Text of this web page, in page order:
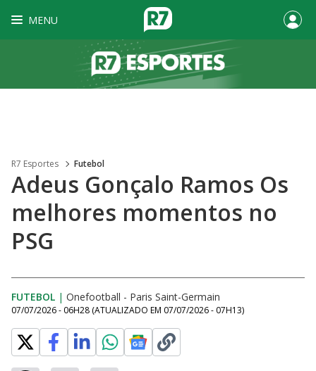
MENU
R7 Esportes Futebol
Adeus Gonçalo Ramos Os
melhores momentos no
PSG
FUTEBOL | Onefootball - Paris Saint-Germain
07/07/2026 - 06H28 (ATUALIZADO EM 07/07/2026 - 07H13)